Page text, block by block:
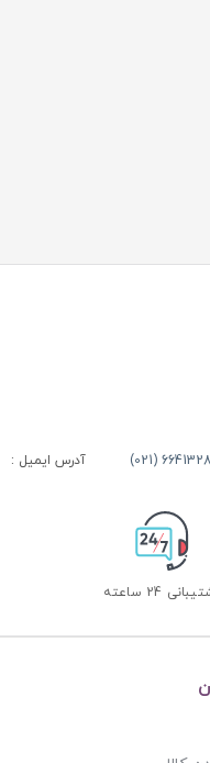
آدرس ایمیل :
24 ساعته